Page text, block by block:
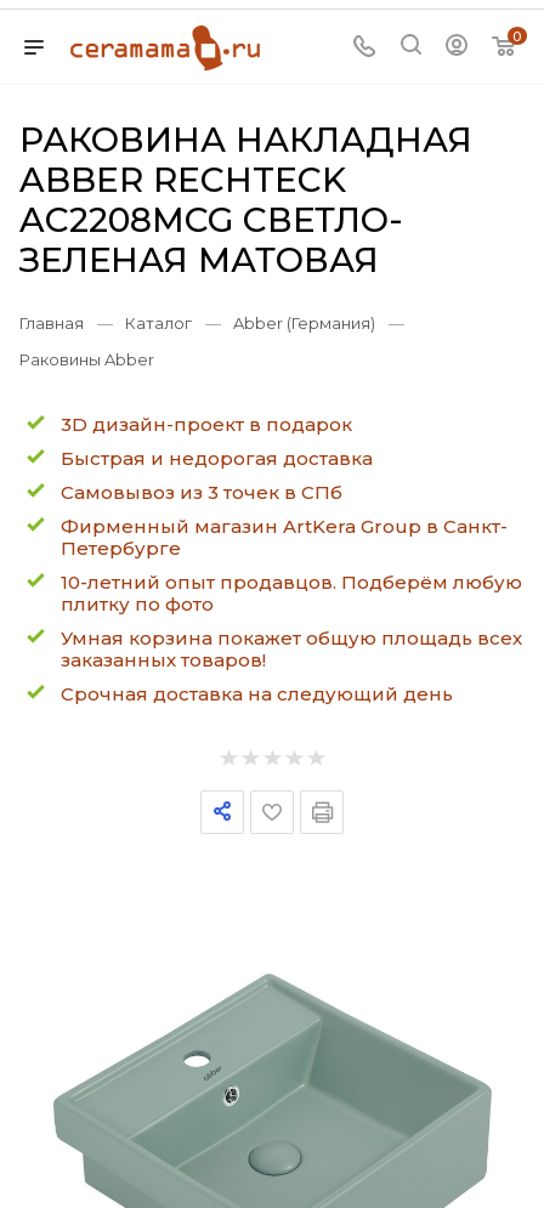
0
РАКОВИНА НАКЛАДНАЯ
ABBER RECHTECK
AC2208MCG СВЕТЛО-
ЗЕЛЕНАЯ МАТОВАЯ
Главная — Каталог — Abber (Германия)
—
Раковины Abber
3D дизайн-проект в подарок
Быстрая и недорогая доставка
Самовывоз из 3 точек в СПб
Фирменный магазин ArtKera Group в Санкт-
Петербурге
10-летний опыт продавцов. Подберём любую
плитку по фото
Умная корзина покажет общую площадь всех
заказанных товаров!
Срочная доставка на следующий день